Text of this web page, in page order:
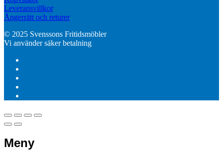
Leveransvillkor
Ångerrätt och returer
© 2025 Svenssons Fritidsmöbler
Vi använder säker betalning
Meny